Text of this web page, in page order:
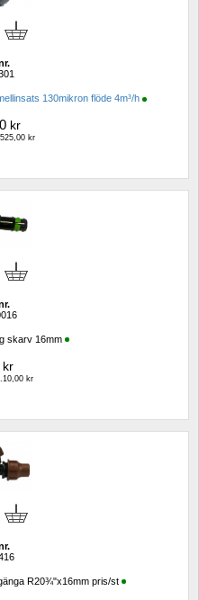
130mikron flöde 4m³/h
kr
kr
skarv 16mm
kr
kr
R20¾"x16mm pris/st